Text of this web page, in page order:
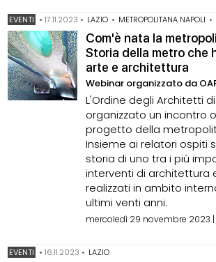
EVENTI •17.11.2023 • LAZIO • METROPOLITANA NAPOLI •
Com'è nata la
Storia della metro che
arte e architettura
Webinar organizzato da
L'Ordine degli Architetti
organizzato un incontro
progetto della
Insieme ai relatori ospiti
storia di uno tra i più
interventi di architettura
realizzati in ambito
ultimi venti anni.
mercoledì 29 novembre 2023 |
EVENTI •16.11.2023 • LAZIO